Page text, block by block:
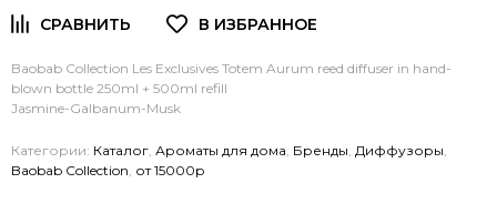
Baobab Collection Les Exclusives Totem Aurum reed diffuser in hand-
blown bottle 250ml + 500ml refill
Jasmine-Galbanum-Musk
Категории: Каталог Ароматы для дома Бренды Диффузоры
Baobab Collection от 15000р